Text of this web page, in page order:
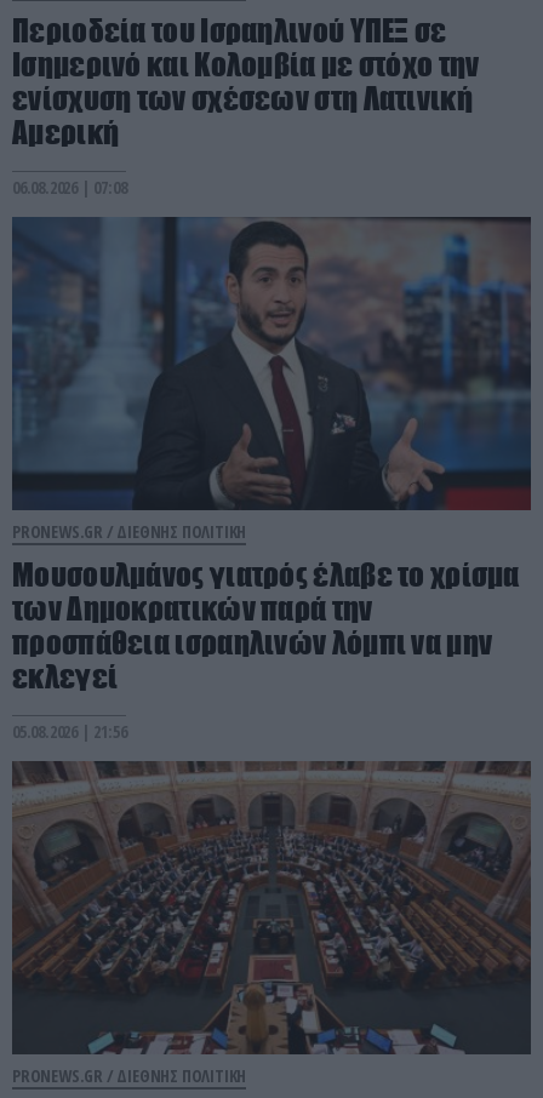
Περιοδεία του Ισραηλινού ΥΠΕΞ σε
Ισημερινό και Κολομβία με στόχο την
ενίσχυση των σχέσεων στη Λατινική
Αμερική
06.08.2026 | 07:08
PRONEWS.GR / ΔΙΕΘΝΗΣ ΠΟΛΙΤΙΚΗ
Μουσουλμάνος γιατρός έλαβε το χρίσμα
των Δημοκρατικών παρά την
προσπάθεια ισραηλινών λόμπι να μην
εκλεγεί
05.08.2026 | 21:56
PRONEWS.GR / ΔΙΕΘΝΗΣ ΠΟΛΙΤΙΚΗ